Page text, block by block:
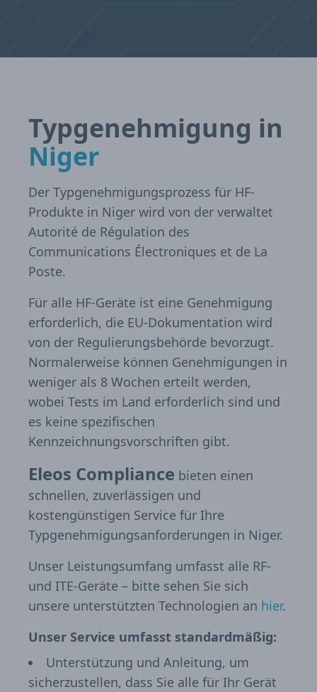
Typgenehmigung in
Niger
Der Typgenehmigungsprozess für HF-
Produkte in Niger wird von der verwaltet
Autorité de Régulation des
Communications Électroniques et de La
Poste.
Für alle HF-Geräte ist eine Genehmigung
erforderlich, die EU-Dokumentation wird
von der Regulierungsbehörde bevorzugt.
Normalerweise können Genehmigungen in
weniger als 8 Wochen erteilt werden,
wobei Tests im Land erforderlich sind und
es keine spezifischen
Kennzeichnungsvorschriften gibt.
Eleos Compliance bieten einen
schnellen, zuverlässigen und
kostengünstigen Service für Ihre
Typgenehmigungsanforderungen in Niger.
Unser Leistungsumfang umfasst alle RF-
und ITE-Geräte – bitte sehen Sie sich
unsere unterstützten Technologien an hier.
Unser Service umfasst standardmäßig:
Unterstützung und Anleitung, um
sicherzustellen, dass Sie alle für Ihr Gerät